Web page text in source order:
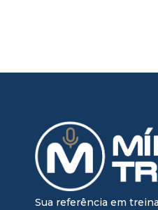
Sua referência em